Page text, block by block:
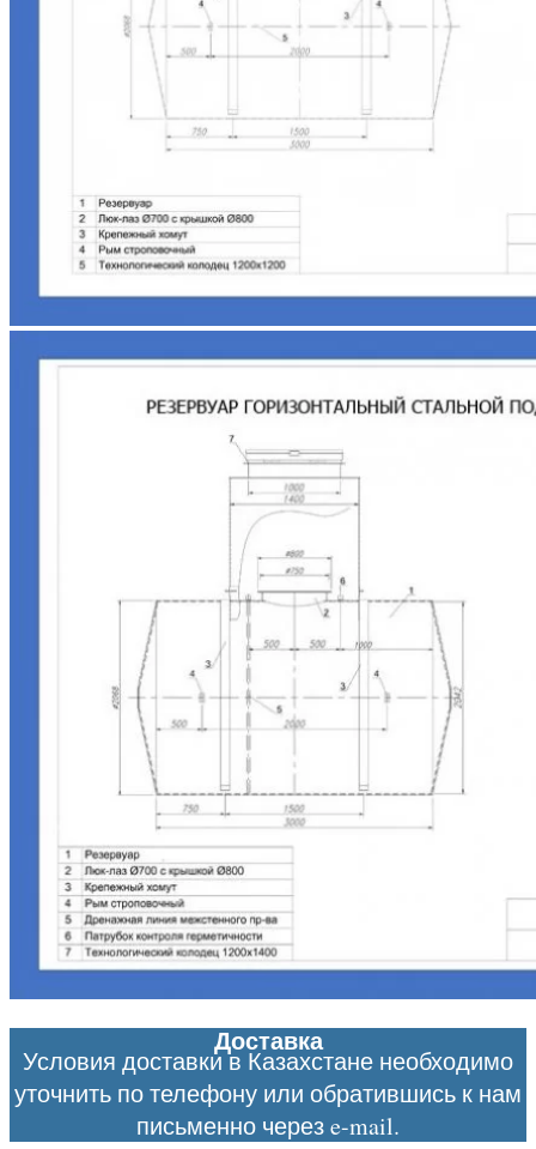
Доставка
Условия доставки в Казахстане необходимо
уточнить по телефону или обратившись к нам
письменно через e-mail.